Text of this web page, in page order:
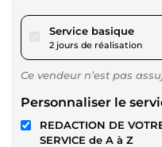
Service basiquepour
2 jours de réalisation
Ce vendeur n’est pas
Personnaliser le
REDACTION DE
SERVICE de A à Z